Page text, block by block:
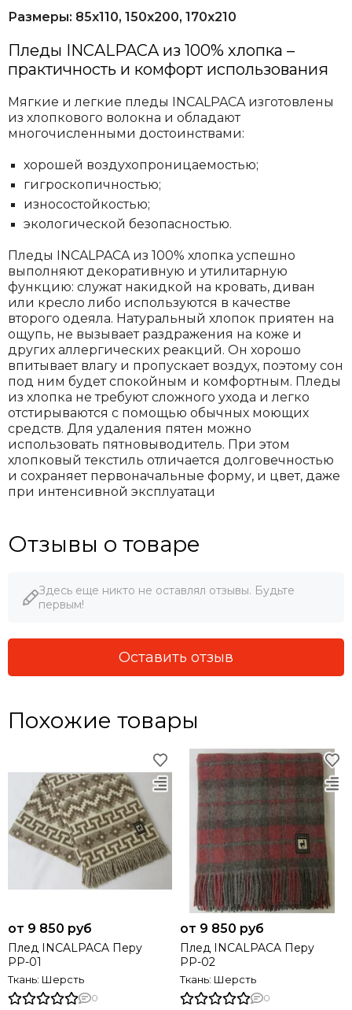
Размеры: 85х110, 150х200, 170х210
Пледы INCALPACA из 100% хлопка –
практичность и комфорт использования
Мягкие и легкие пледы INCALPACA изготовлены
из хлопкового волокна и обладают
многочисленными достоинствами:
хорошей воздухопроницаемостью;
гигроскопичностью;
износостойкостью;
экологической безопасностью.
Пледы INCALPACA из 100% хлопка успешно
выполняют декоративную и утилитарную
функцию: служат накидкой на кровать, диван
или кресло либо используются в качестве
второго одеяла. Натуральный хлопок приятен на
ощупь, не вызывает раздражения на коже и
других аллергических реакций. Он хорошо
впитывает влагу и пропускает воздух, поэтому сон
под ним будет спокойным и комфортным. Пледы
из хлопка не требуют сложного ухода и легко
отстирываются с помощью обычных моющих
средств. Для удаления пятен можно
использовать пятновыводитель. При этом
хлопковый текстиль отличается долговечностью
и сохраняет первоначальные форму, и цвет, даже
при интенсивной эксплуатаци
Отзывы о товаре
Здесь еще никто не оставлял отзывы. Будьте
первым!
Оставить отзыв
Похожие товары
от 9 850 руб
Плед INCALPACA Перу
РР-01
Ткань: Шерсть
0
от 9 850 руб
Плед INCALPACA Перу
РР-02
Ткань: Шерсть
0